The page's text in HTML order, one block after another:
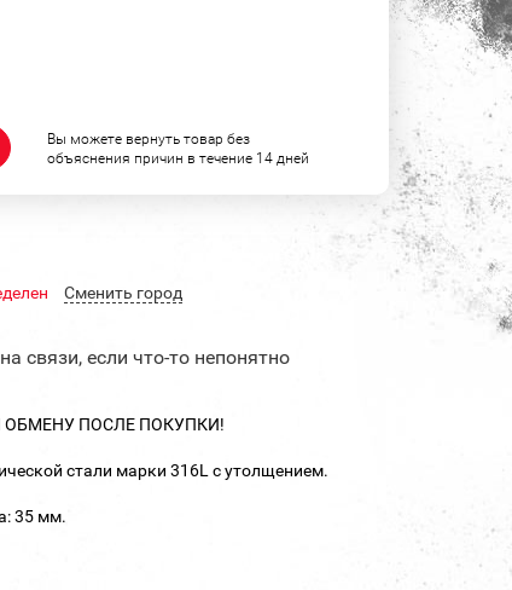
Вы можете вернуть товар без
объяснения причин в течение 14 дней
Cменить город
связи, если что-то непонятно
ОБМЕНУ ПОСЛЕ ПОКУПКИ!
стали марки 316L с утолщением.
35 мм.